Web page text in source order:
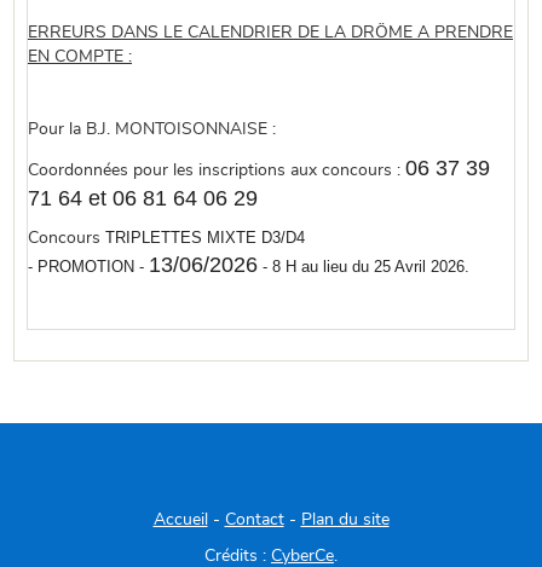
ERREURS DANS LE CALENDRIER DE LA DRÖME A PRENDRE
EN COMPTE :
Pour la B.J. MONTOISONNAISE :
Coordonnées pour les inscriptions aux concours : 06 37 39
71 64 et 06 81 64 06 29
Concours TRIPLETTES MIXTE D3/D4
- PROMOTION - 13/06/2026 - 8 H au lieu du 25 Avril 2026.
Accueil - Contact- Plan du site
Crédits : CyberCe.